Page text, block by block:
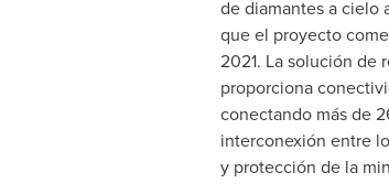
de diamantes a cielo
que el proyecto
2021. La solución de
proporciona
conectando más de
interconexión entre
y protección de la